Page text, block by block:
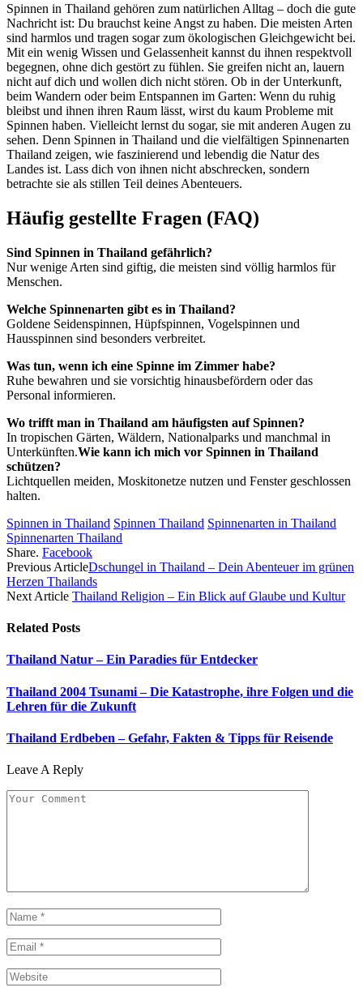
Spinnen in Thailand gehören zum natürlichen Alltag – doch die gute
Nachricht ist: Du brauchst keine Angst zu haben. Die meisten Arten
sind harmlos und tragen sogar zum ökologischen Gleichgewicht bei.
Mit ein wenig Wissen und Gelassenheit kannst du ihnen respektvoll
begegnen, ohne dich gestört zu fühlen. Sie greifen nicht an, lauern
nicht auf dich und wollen dich nicht stören. Ob in der Unterkunft,
beim Wandern oder beim Entspannen im Garten: Wenn du ruhig
bleibst und ihnen ihren Raum lässt, wirst du kaum Probleme mit
Spinnen haben. Vielleicht lernst du sogar, sie mit anderen Augen zu
sehen. Denn Spinnen in Thailand und die vielfältigen Spinnenarten
Thailand zeigen, wie faszinierend und lebendig die Natur des
Landes ist. Lass dich von ihnen nicht abschrecken, sondern
betrachte sie als stillen Teil deines Abenteuers.
Häufig gestellte Fragen (FAQ)
Sind Spinnen in Thailand gefährlich?
Nur wenige Arten sind giftig, die meisten sind völlig harmlos für
Menschen.
Welche Spinnenarten gibt es in Thailand?
Goldene Seidenspinnen, Hüpfspinnen, Vogelspinnen und
Hausspinnen sind besonders verbreitet.
Was tun, wenn ich eine Spinne im Zimmer habe?
Ruhe bewahren und sie vorsichtig hinausbefördern oder das
Personal informieren.
Wo trifft man in Thailand am häufigsten auf Spinnen?
In tropischen Gärten, Wäldern, Nationalparks und manchmal in
Unterkünften.Wie kann ich mich vor Spinnen in Thailand
schützen?
Lichtquellen meiden, Moskitonetze nutzen und Fenster geschlossen
halten.
Spinnen in Thailand Spinnen Thailand Spinnenarten in Thailand
Spinnenarten Thailand
Share. Facebook
Previous ArticleDschungel in Thailand – Dein Abenteuer im grünen
Herzen Thailands
Next Article Thailand Religion – Ein Blick auf Glaube und Kultur
Related Posts
Thailand Natur – Ein Paradies für Entdecker
Thailand 2004 Tsunami – Die Katastrophe, ihre Folgen und die
Lehren für die Zukunft
Thailand Erdbeben – Gefahr, Fakten & Tipps für Reisende
Leave A Reply